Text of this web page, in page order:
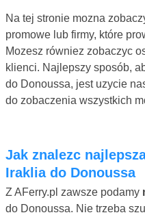
Na tej stronie mozna
promowe lub firmy, które
Mozesz równiez zobaczyc
klienci. Najlepszy sposób,
do Donoussa, jest uzycie
do zobaczenia wszystkich
Jak znalezc najlepsza cene za prom do
Iraklia do Donoussa
Z AFerry.pl zawsze podamy
do Donoussa. Nie trzeba